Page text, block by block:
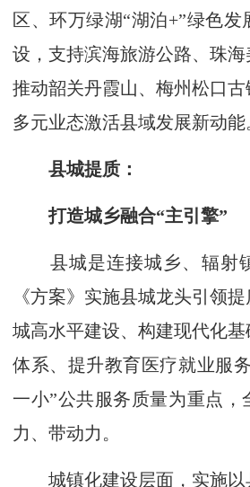
区、环万绿湖“湖泊+”绿色
设，支持滨海旅游公路、珠海
推动韶关丹霞山、梅州松口
多元业态激活县域发展新动能
县城提质：
打造城乡融合“主引擎”
县城是连接城乡、辐射镇
《方案》实施县城龙头引领
城高水平建设、构建现代化
体系、提升教育医疗就业服
一小”公共服务质量为重点，
力、带动力。
城镇化建设层面，实施以